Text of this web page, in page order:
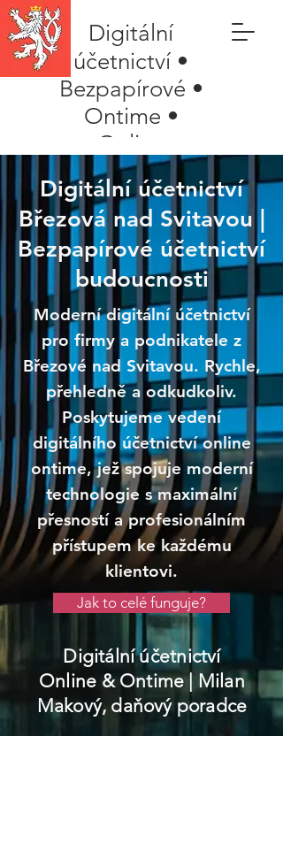
Digitální
účetnictví •
Bezpapírové •
Ontime •
Online
Digitální účetnictví
Březová nad Svitavou |
Bezpapírové účetnictví
budoucnosti
Moderní digitální účetnictví
pro firmy a podnikatele z
Březové nad Svitavou. Rychle,
přehledně a odkudkoliv.
Poskytujeme vedení
digitálního účetnictví online
ontime, jež spojuje moderní
technologie s maximální
přesností a profesionálním
přístupem ke každému
klientovi.
Jak to celé funguje?
Digitální účetnictví
Online & Ontime| Milan
Makový, daňový poradce